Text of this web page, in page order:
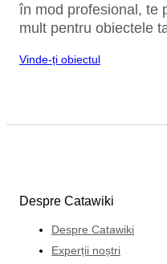
în mod profesional, te
mult pentru obiectele
Vinde-ți obiectul
Despre Catawiki
Despre Catawiki
Experții noștri